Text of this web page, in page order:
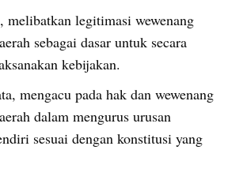
legitimasi wewenang
sebagai dasar untuk secara
kebijakan.
mengacu pada hak dan wewenang
dalam mengurus urusan
sesuai dengan konstitusi yang